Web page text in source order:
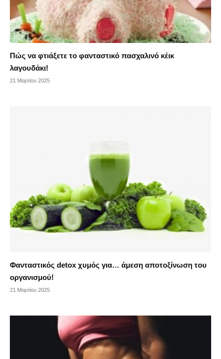
Πώς να φτιάξετε το φανταστικό πασχαλινό κέικ
λαγουδάκι!
21 Μαρτίου 2025
Φανταστικός detox χυμός για… άμεση αποτοξίνωση του
οργανισμού!
21 Μαρτίου 2025